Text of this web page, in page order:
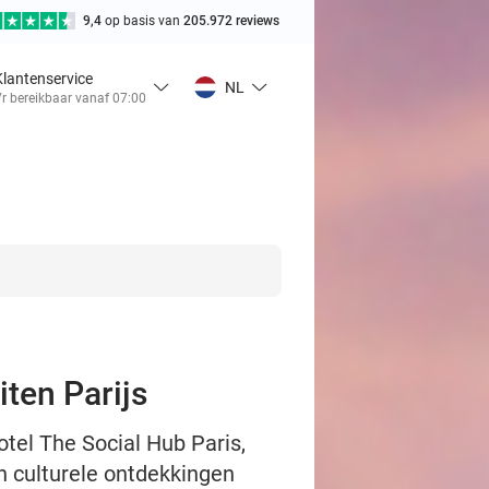
9,4 op basis van 205.972 reviews
bereikbaar vanaf 07:00
NL
Parijs
The Social Hub Paris,
culturele ontdekkingen